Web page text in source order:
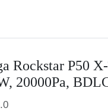
Rockstar P50
20000Pa,
Brush with